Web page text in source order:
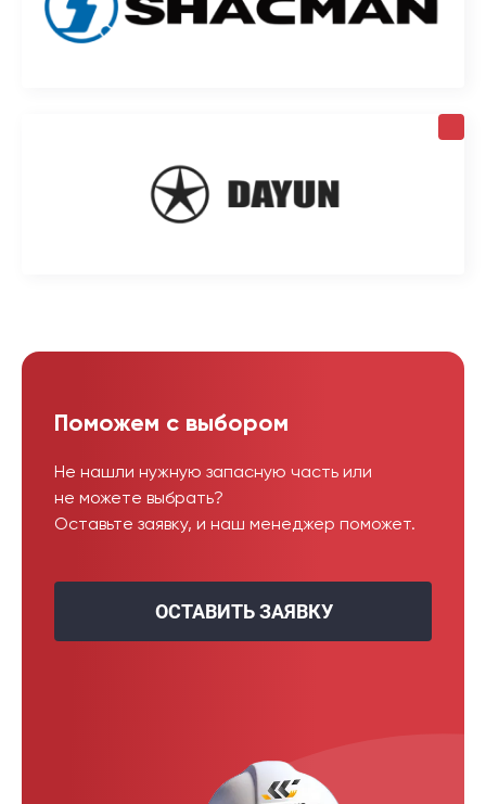
Поможем с выбором
Не нашли нужную запасную часть или
не можете выбрать?
Оставьте заявку, и наш менеджер поможет.
ОСТАВИТЬ ЗАЯВКУ